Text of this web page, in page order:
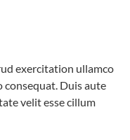
exercitation ullamco
consequat. Duis aute
velit esse cillum